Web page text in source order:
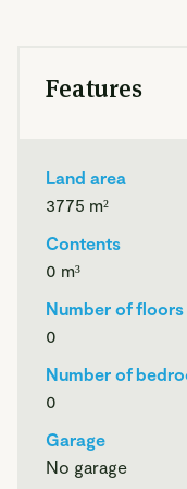
een dakhelling tot
bedragen.
• De breedte van de
zijn.
• De totale inhoud
In het
opgenomen. De
gebouwd binnen het
• Er mag maximaal
worden.
Features
Land area
3775 m²
Contents
0 m³
Number of floors
0
Number of
0
Garage
No garage